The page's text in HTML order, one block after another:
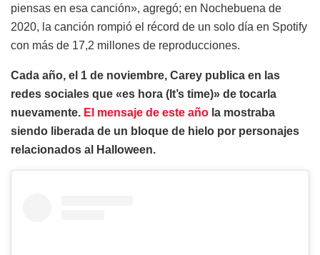
piensas en esa canción», agregó; en Nochebuena de
2020, la canción rompió el récord de un solo día en Spotify
con más de 17,2 millones de reproducciones.
Cada año, el 1 de noviembre, Carey publica en las
redes sociales que «es hora (It’s time)» de tocarla
nuevamente. El mensaje de este año la mostraba
siendo liberada de un bloque de hielo por personajes
relacionados al Halloween.